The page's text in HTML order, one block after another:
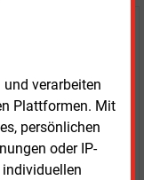
verarbeiten
Plattformen. Mit
persönlichen
oder IP-
Beitrag für